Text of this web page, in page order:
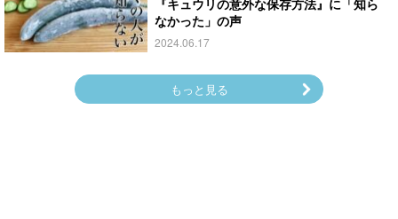
『キュウリの意外な保存方法』に「知ら
なかった」の声
2024.06.17
もっと見る